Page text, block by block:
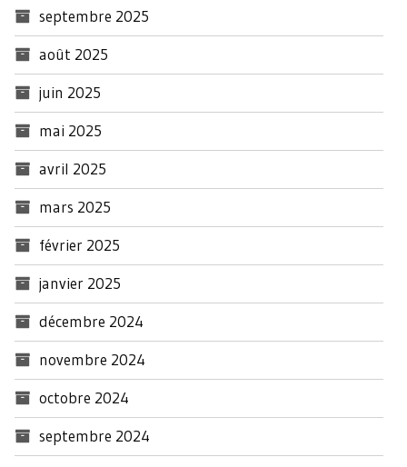
septembre 2025
août 2025
juin 2025
mai 2025
avril 2025
mars 2025
février 2025
janvier 2025
décembre 2024
novembre 2024
octobre 2024
septembre 2024